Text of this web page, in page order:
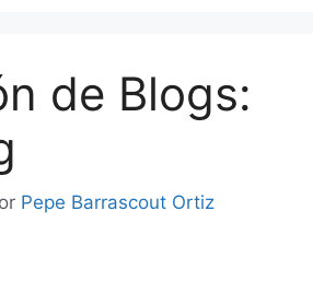
de Blogs:
Pepe Barrascout Ortiz